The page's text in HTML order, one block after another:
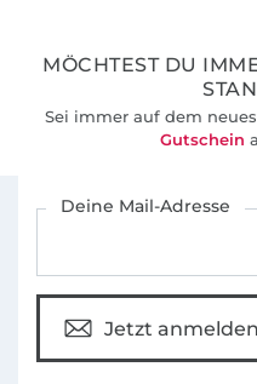
MÖCHTEST DU
Sei immer auf dem
Gutschein
Deine Mail-Adresse
Jetzt anmelden